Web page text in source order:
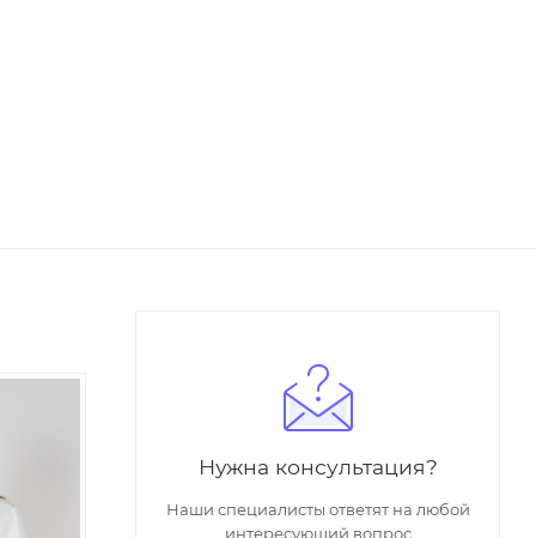
Нужна консультация?
Наши специалисты ответят на любой
интересующий вопрос